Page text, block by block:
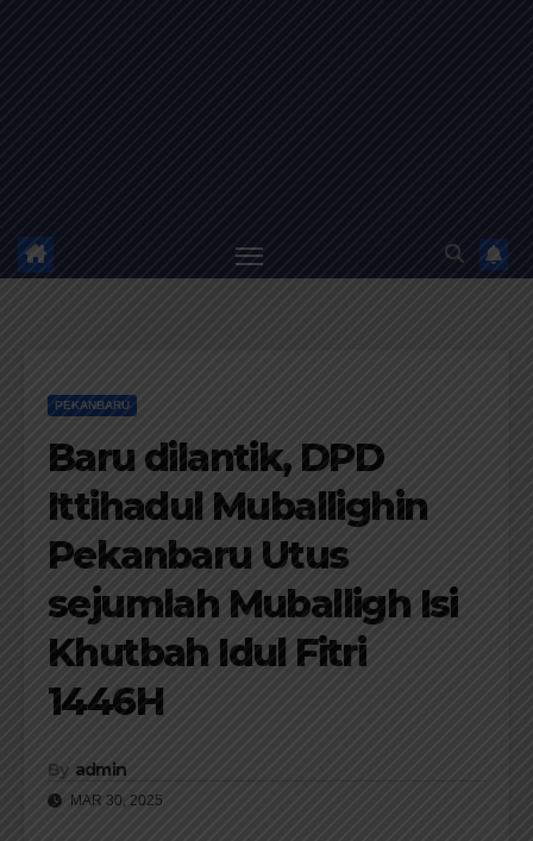
PEKANBARU
Baru dilantik, DPD
Ittihadul Muballighin
Pekanbaru Utus
sejumlah Muballigh Isi
Khutbah Idul Fitri
1446H
By admin
MAR 30, 2025